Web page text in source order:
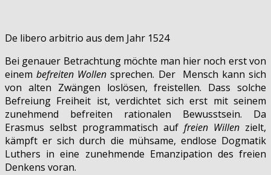
De libero arbitrio aus dem Jahr 1524
Bei genauer Betrachtung möchte man hier noch erst von
einembefreiten Wollen sprechen. Der Mensch kann sich
von alten Zwängen loslösen, freistellen. Dass solche
Befreiung Freiheit ist, verdichtet sich erst mit seinem
zunehmend befreiten rationalen Bewusstsein. Da
Erasmus selbst programmatisch auf freien Willen zielt,
kämpft er sich durch die mühsame, endlose Dogmatik
Luthers in eine zunehmende Emanzipation des freien
Denkens voran.